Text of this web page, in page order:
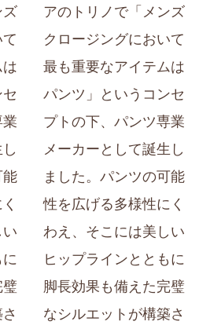
ズ
能
璧
アのトリノで「メンズ
クロージングにおいて
最も重要なアイテムは
パンツ」というコンセ
プトの下、パンツ専業
メーカーとして誕生し
ました。パンツの可能
性を広げる多様性にく
わえ、そこには美しい
ヒップラインとともに
脚長効果も備えた完璧
なシルエットが構築さ